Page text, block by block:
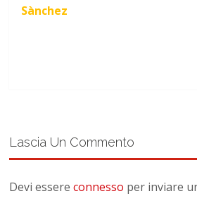
Sànchez
Lascia Un Commento
Devi essereconnesso per inviare